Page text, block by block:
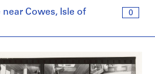
0
Cowes, Isle of